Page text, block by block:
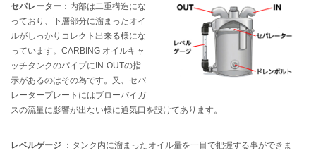
セパレーター ：内部は二重構造にな
っており、下層部分に溜まったオイ
ルがしっかりコレクト出来る様にな
っています。CARBING オイルキャ
ッチタンクのパイプにIN-OUTの指
示があるのはその為です。又、セパ
レータープレートにはブローバイガ
スの流量に影響が出ない様に通気口を設けてあります。
レベルゲージ ：タンク内に溜まったオイル量を一目で把握する事ができま